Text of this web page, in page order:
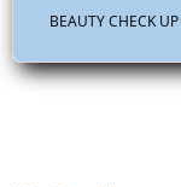
quantità
BEAUTY CHECK